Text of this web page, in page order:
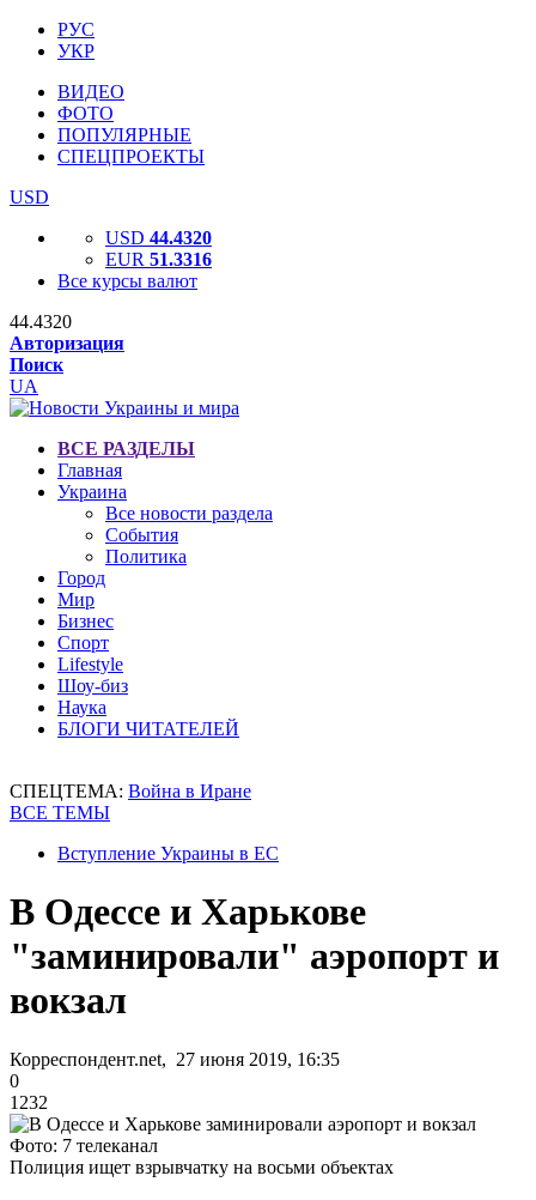
РУС
УКР
ВИДЕО
ФОТО
ПОПУЛЯРНЫЕ
СПЕЦПРОЕКТЫ
USD
USD 44.4320
EUR 51.3316
Все курсы валют
44.4320
Авторизация
Поиск
UA
ВСЕ РАЗДЕЛЫ
Главная
Украина
Все новости раздела
События
Политика
Город
Мир
Бизнес
Спорт
Lifestyle
Шоу-биз
Наука
БЛОГИ ЧИТАТЕЛЕЙ
СПЕЦТЕМА: Война в Иране
ВСЕ ТЕМЫ
Вступление Украины в ЕС
В Одессе и Харькове
"заминировали" аэропорт и
вокзал
Корреспондент.net, 27 июня 2019, 16:35
0
1232
Фото: 7 телеканал
Полиция ищет взрывчатку на восьми объектах